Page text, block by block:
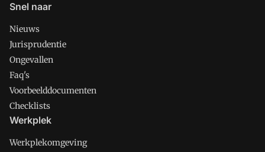
Snel naar
Nieuws
Jurisprudentie
Ongevallen
Faq's
Voorbeelddocumenten
Checklists
Werkplek
Werkplekomgeving